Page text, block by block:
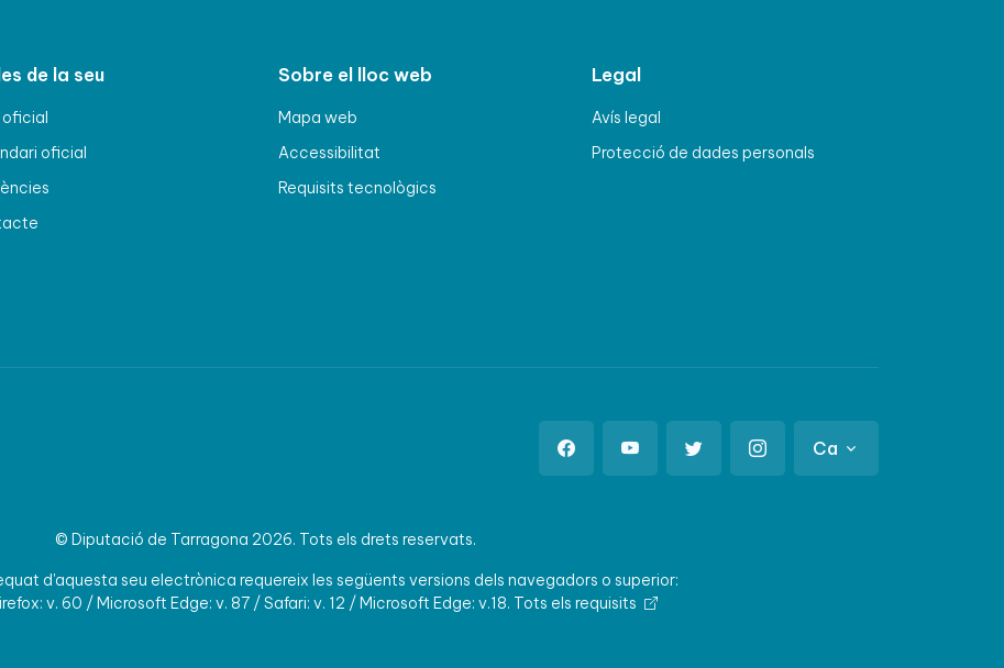
de la seu
oficial
oficial
Sobre el lloc web
Mapa web
Accessibilitat
Requisits tecnològics
Legal
Avís legal
Protecció de dades personals
Ca
© Diputació de Tarragona 2026. Tots els drets reservats.
d'aquesta seu electrònica requereix les següents versions dels navegadors o superior:
v. 60 / Microsoft Edge: v. 87 / Safari: v. 12 / Microsoft Edge: v.18. Tots els requisits